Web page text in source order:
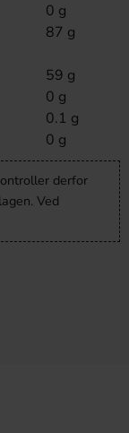
0 g
87 g
59 g
0 g
0.1 g
0 g
derfor
Ved